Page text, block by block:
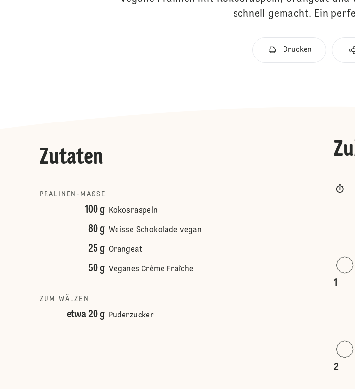
schnell gemacht. Ein
Drucken
Zutaten
PRALINEN-MASSE
100 g Kokosraspeln
80 g Weisse Schokolade vegan
25 g Orangeat
50 g Veganes Crème Fraîche
ZUM WÄLZEN
etwa 20 g Puderzucker
1
2